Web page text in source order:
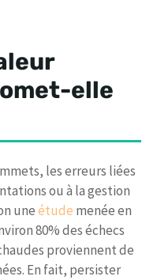
elle
les erreurs liées
ou à la gestion
uneétude menée en
80% des échecs
proviennent de
En fait, persister